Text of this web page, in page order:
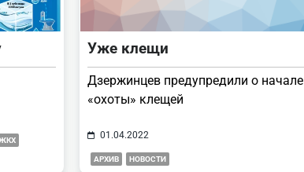
Уже клещи
Дзержинцев предупредили о начале
«охоты» клещей
01.04.2022
АРХИВ НОВОСТИ